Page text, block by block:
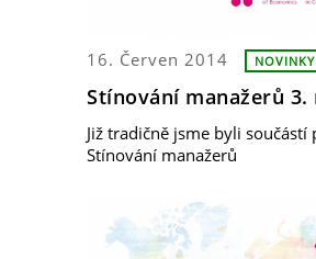
16. Červen 2014 NOVINKY
Stínování manažerů
Již tradičně jsme byli součástí
Stínování manažerů